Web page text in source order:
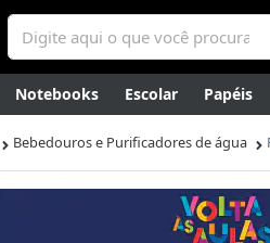
Notebooks Escolar Papéis
Higiene Mídias
Bebedouros e Purificadores de água